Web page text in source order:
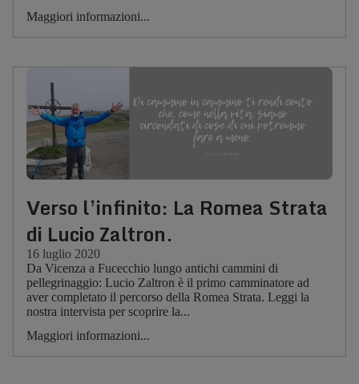
Maggiori informazioni...
Verso l’infinito: La Romea Strata
di Lucio Zaltron.
16 luglio 2020
Da Vicenza a Fucecchio lungo antichi cammini di
pellegrinaggio: Lucio Zaltron è il primo camminatore ad
aver completato il percorso della Romea Strata. Leggi la
nostra intervista per scoprire la...
Maggiori informazioni...